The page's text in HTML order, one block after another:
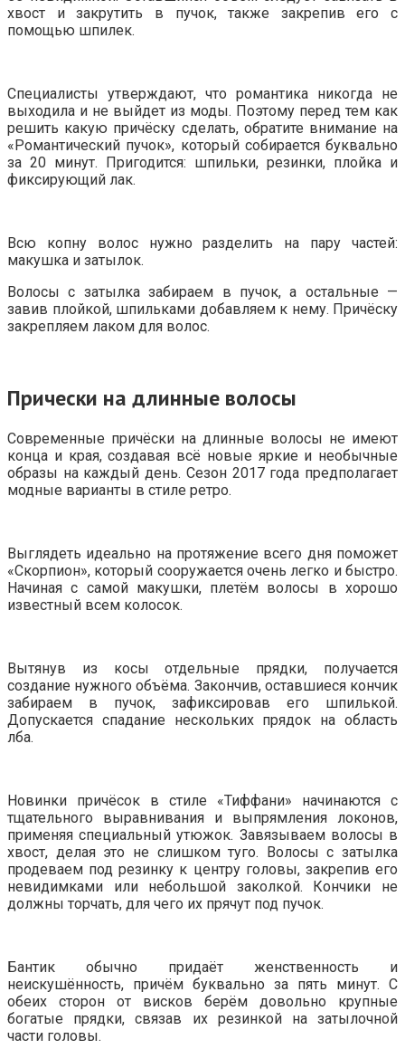
хвост и закрутить в пучок, также закрепив его с
помощью шпилек.
Специалисты утверждают, что романтика никогда не
выходила и не выйдет из моды. Поэтому перед тем как
решить какую причёску сделать, обратите внимание на
«Романтический пучок», который собирается буквально
за 20 минут. Пригодится: шпильки, резинки, плойка и
фиксирующий лак.
Всю копну волос нужно разделить на пару частей:
макушка и затылок.
Волосы с затылка забираем в пучок, а остальные —
завив плойкой, шпильками добавляем к нему. Причёску
закрепляем лаком для волос.
Прически на длинные волосы
Современные причёски на длинные волосы не имеют
конца и края, создавая всё новые яркие и необычные
образы на каждый день. Сезон 2017 года предполагает
модные варианты в стиле ретро.
Выглядеть идеально на протяжение всего дня поможет
«Скорпион», который сооружается очень легко и быстро.
Начиная с самой макушки, плетём волосы в хорошо
известный всем колосок.
Вытянув из косы отдельные прядки, получается
создание нужного объёма. Закончив, оставшиеся кончик
забираем в пучок, зафиксировав его шпилькой.
Допускается спадание нескольких прядок на область
лба.
Новинки причёсок в стиле «Тиффани» начинаются с
тщательного выравнивания и выпрямления локонов,
применяя специальный утюжок. Завязываем волосы в
хвост, делая это не слишком туго. Волосы с затылка
продеваем под резинку к центру головы, закрепив его
невидимками или небольшой заколкой. Кончики не
должны торчать, для чего их прячут под пучок.
Бантик обычно придаёт женственность и
неискушённость, причём буквально за пять минут. С
обеих сторон от висков берём довольно крупные
богатые прядки, связав их резинкой на затылочной
части головы.